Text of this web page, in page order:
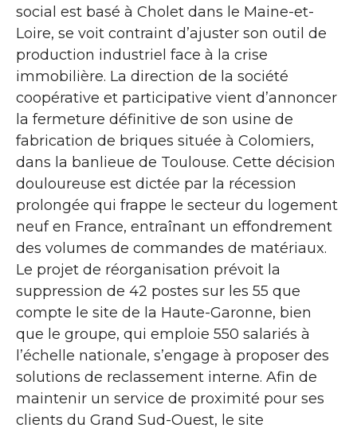
social est basé à Cholet dans le Maine-et-
Loire, se voit contraint d’ajuster son outil de
production industriel face à la crise
immobilière. La direction de la société
coopérative et participative vient d’annoncer
la fermeture définitive de son usine de
fabrication de briques située à Colomiers,
dans la banlieue de Toulouse. Cette décision
douloureuse est dictée par la récession
prolongée qui frappe le secteur du logement
neuf en France, entraînant un effondrement
des volumes de commandes de matériaux.
Le projet de réorganisation prévoit la
suppression de 42 postes sur les 55 que
compte le site de la Haute-Garonne, bien
que le groupe, qui emploie 550 salariés à
l’échelle nationale, s’engage à proposer des
solutions de reclassement interne. Afin de
maintenir un service de proximité pour ses
clients du Grand Sud-Ouest, le site